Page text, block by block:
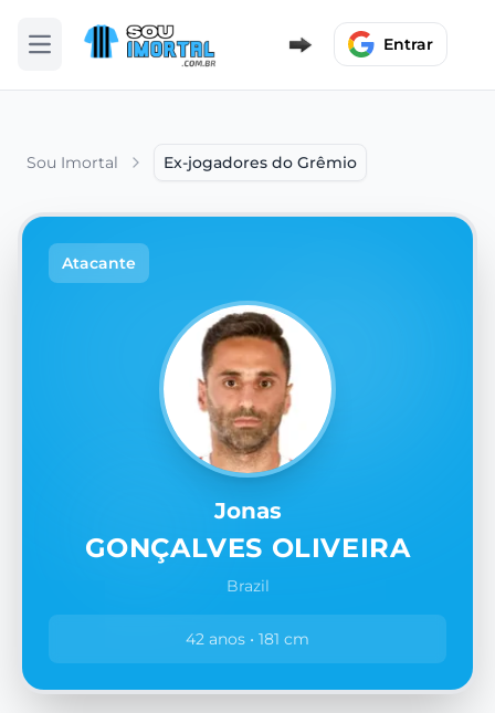
Abrir menu Entrar
Sou Imortal Ex-jogadores do Grêmio
Atacante
Jonas
GONÇALVES OLIVEIRA
Brazil
42 anos • 181 cm